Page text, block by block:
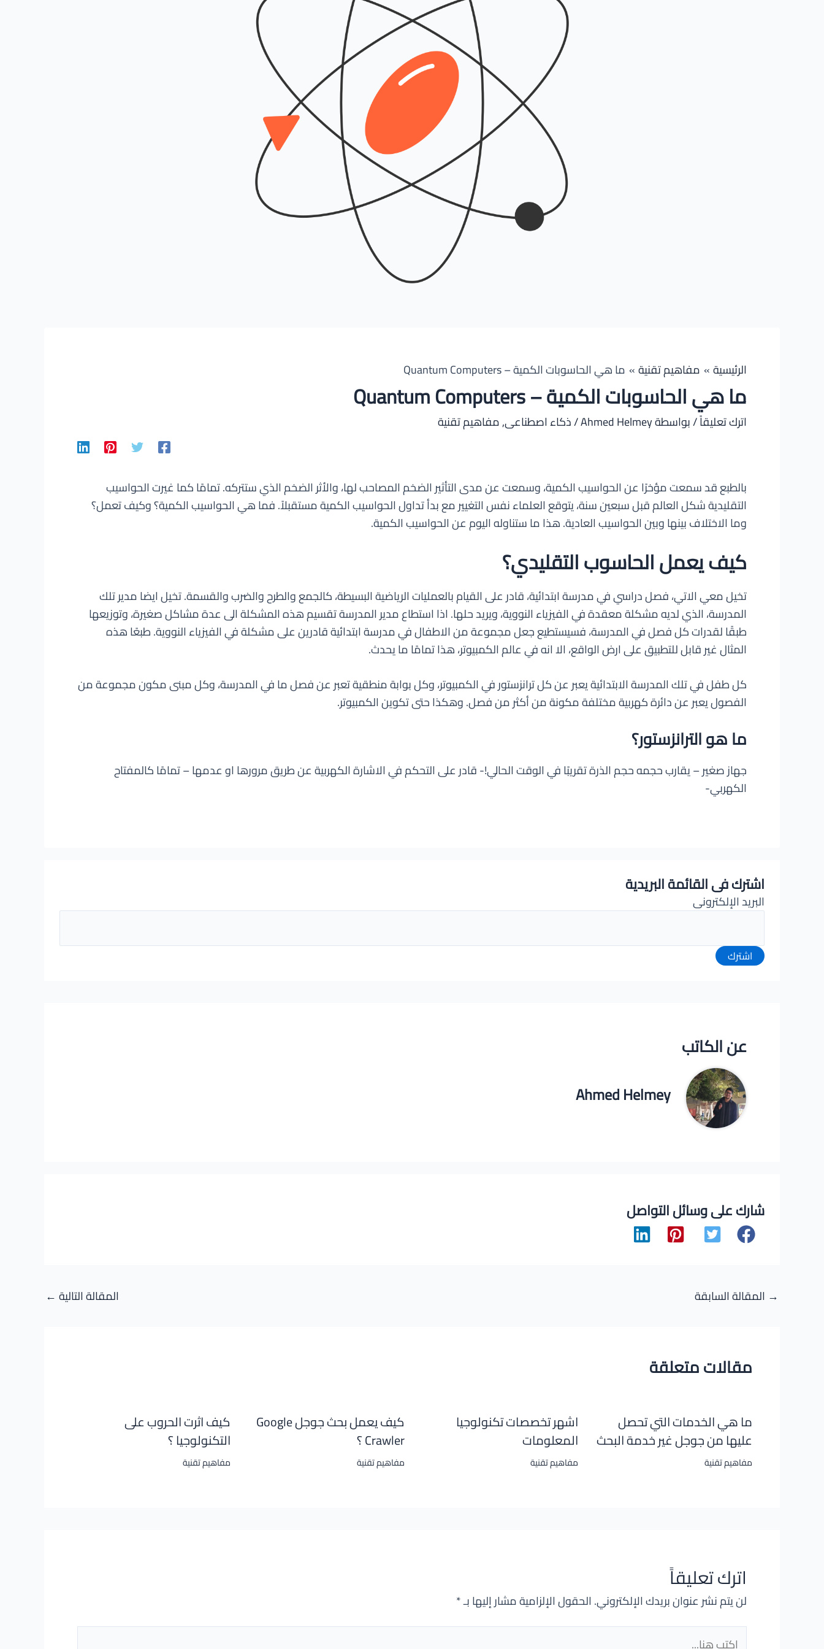
الرئيسية مفاهيم تقنية ما هي الحاسوبات الكمية – Quantum Computers
ما هي الحاسوبات الكمية – Quantum Computers
اترك تعليقاً/ بواسطةAhmed Helmey
/ذكاء اصطناعى,مفاهيم تقنية
بالطبع قد سمعت مؤخرًا عن الحواسيب الكمية، وسمعت عن مدى التأثير الضخم المصاحب لها، والأثر الضخم الذي ستتركه. تمامًا كما غيرت الحواسيب
التقليدية شكل العالم قبل سبعين سنة، يتوقع العلماء نفس التغيير مع بدأ تداول الحواسيب الكمية مستقبلاً. فما هي الحواسيب الكمية؟ وكيف تعمل؟
وما الاختلاف بينها وبين الحواسيب العادية. هذا ما ستناوله اليوم عن الحواسيب الكمية.
كيف يعمل الحاسوب التقليدي؟
تخيل معي الاتي، فصل دراسي في مدرسة ابتدائية، قادر على القيام بالعمليات الرياضية البسيطة، كالجمع والطرح والضرب والقسمة. تخيل ايضا مدير تلك
المدرسة، الذي لديه مشكلة معقدة في الفيزياء النووية، ويريد حلها. اذا استطاع مدير المدرسة تقسيم هذه المشكلة الى عدة مشاكل صغيرة، وتوزيعها
طبقًا لقدرات كل فصل في المدرسة، فسيستطيع جعل مجموعة من الاطفال في مدرسة ابتدائية قادرين على مشكلة في الفيزياء النووية. طبعًا هذه
المثال غير قابل للتطبيق على ارض الواقع، الا انه في عالم الكمبيوتر، هذا تمامًا ما يحدث.
كل طفل في تلك المدرسة الابتدائية يعبر عن كل ترانزستور في الكمبيوتر، وكل بوابة منطقية تعبر عن فصل ما في المدرسة، وكل مبنى مكون مجموعة من
الفصول يعبر عن دائرة كهربية مختلفة مكونة من أكثر من فصل. وهكذا حتى تكوين الكمبيوتر.
ما هو الترانزستور؟
جهاز صغير – يقارب حجمه حجم الذرة تقريبًا في الوقت الحالي!- قادر على التحكم في الاشارة الكهربية عن طريق مرورها او عدمها – تمامًا كالمفتاح
الكهربي-
اشترك فى القائمة البريدية
البريد الإلكترونى
اشترك
عن الكاتب
Ahmed Helmey
شارك على وسائل التواصل
Post
→ المقالة السابقة المقالة التالية ←
مقالات متعلقة
ما هي الخدمات التي تحصل
عليها من جوجل غير خدمة البحث
مفاهيم تقنية
اشهر تخصصات تكنولوجيا
المعلومات
مفاهيم تقنية
كيف يعمل بحث جوجل Google
Crawler ؟
مفاهيم تقنية
كيف اثرت الحروب على
التكنولوجيا ؟
مفاهيم تقنية
اترك تعليقاً
لن يتم نشر عنوان بريدك الإلكتروني. الحقول الإلزامية مشار إليها بـ*